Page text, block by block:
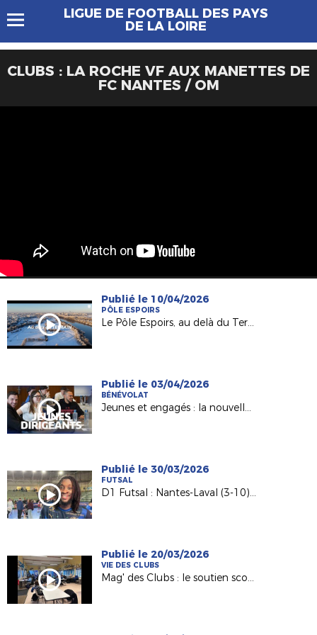
LIGUE DE FOOTBALL DES PAYS
DE LA LOIRE
CLUBS : LA ROCHE VF AUX MANETTES DE
FC NANTES / OM
Publié le 10/04/2026
PÔLE ESPOIRS
Le Pôle Espoirs, au delà du Terrain
Publié le 03/04/2026
BÉNÉVOLAT
Jeunes et engagés : la nouvelle génération de dirigeants
Publié le 30/03/2026
FUTSAL
D1 Futsal : Nantes-Laval (3-10), les réactions d’après match
Publié le 20/03/2026
VIE DES CLUBS
Mag' des Clubs : le soutien scolaire au sein de l'AS Saint-Hilaire Vihiers Saint-Paul